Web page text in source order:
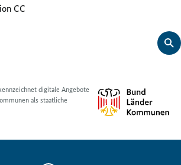
CC
digitale Angebote
als staatliche